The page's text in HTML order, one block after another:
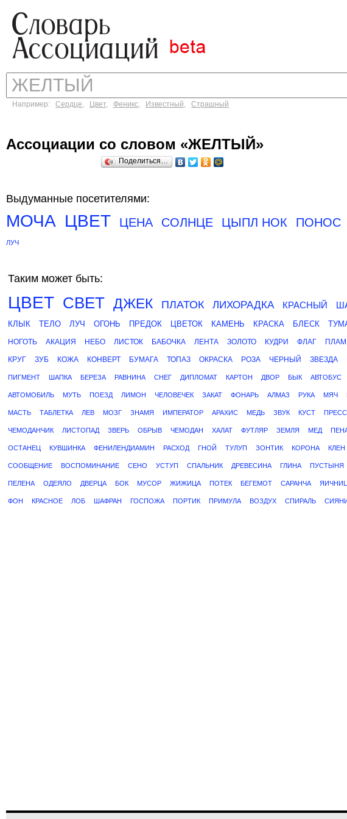
Например: Сердце, Цвет, Феникс, Известный, Страшный
Ассоциации со словом «ЖЕЛТЫЙ»
Поделиться…
Выдуманные посетителями:
МОЧА ЦВЕТ ЦЕНА СОЛНЦЕ ЦЫПЛ НОК ПОНОС
ЛУЧ
Таким может быть:
ЦВЕТ СВЕТ ДЖЕК ПЛАТОК ЛИХОРАДКА КРАСНЫЙ
КЛЫК
ТЕЛО ЛУЧ ОГОНЬ ПРЕДОК ЦВЕТОК КАМЕНЬ КРАСКА БЛЕСК
НОГОТЬ АКАЦИЯ НЕБО ЛИСТОК БАБОЧКА ЛЕНТА ЗОЛОТО КУДРИ ФЛАГ
КРУГ ЗУБ КОЖА КОНВЕРТ БУМАГА ТОПАЗ ОКРАСКА РОЗА ЧЕРНЫЙ ЗВЕЗДА
ПИГМЕНТ ШАПКА БЕРЕЗА РАВНИНА СНЕГ ДИПЛОМАТ КАРТОН ДВОР БЫК АВТОБУС
АВТОМОБИЛЬ МУТЬ ПОЕЗД ЛИМОН ЧЕЛОВЕЧЕК ЗАКАТ ФОНАРЬ АЛМАЗ РУКА МЯЧ
МАСТЬ ТАБЛЕТКА ЛЕВ МОЗГ ЗНАМЯ ИМПЕРАТОР АРАХИС МЕДЬ ЗВУК КУСТ
ЧЕМОДАНЧИК ЛИСТОПАД ЗВЕРЬ ОБРЫВ ЧЕМОДАН ХАЛАТ ФУТЛЯР ЗЕМЛЯ МЕД
ОСТАНЕЦ КУВШИНКА ФЕНИЛЕНДИАМИН РАСХОД ГНОЙ ТУЛУП ЗОНТИК КОРОНА КЛЕН
СООБЩЕНИЕ ВОСПОМИНАНИЕ СЕНО УСТУП СПАЛЬНИК ДРЕВЕСИНА ГЛИНА ПУСТЫНЯ
ПЕЛЕНА ОДЕЯЛО ДВЕРЦА БОК МУСОР ЖИЖИЦА ПОТЕК БЕГЕМОТ САРАНЧА
ФОН КРАСНОЕ ЛОБ ШАФРАН ГОСПОЖА ПОРТИК ПРИМУЛА ВОЗДУХ СПИРАЛЬ